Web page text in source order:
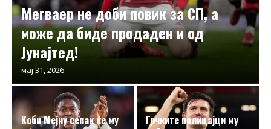
Мегваер не доби повик за СП, а
може да биде продаден и од
Јунајтед!
мај 31, 2026
Коби Мејну сепак ќе му
Грчките полицајци му